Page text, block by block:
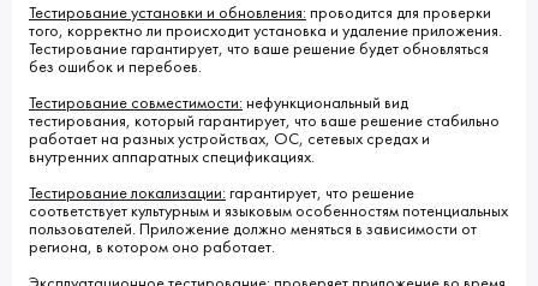
Тестирование установки и обновления:проводится для проверки
того, корректно ли происходит установка и удаление приложения.
Тестирование гарантирует, что ваше решение будет обновляться
без ошибок и перебоев.
Тестирование совместимости:нефункциональный вид
тестирования, который гарантирует, что ваше решение стабильно
работает на разных устройствах, ОС, сетевых средах и
внутренних аппаратных спецификациях.
Тестирование локализации:гарантирует, что решение
соответствует культурным и языковым особенностям потенциальных
пользователей. Приложение должно меняться в зависимости от
региона, в котором оно работает.